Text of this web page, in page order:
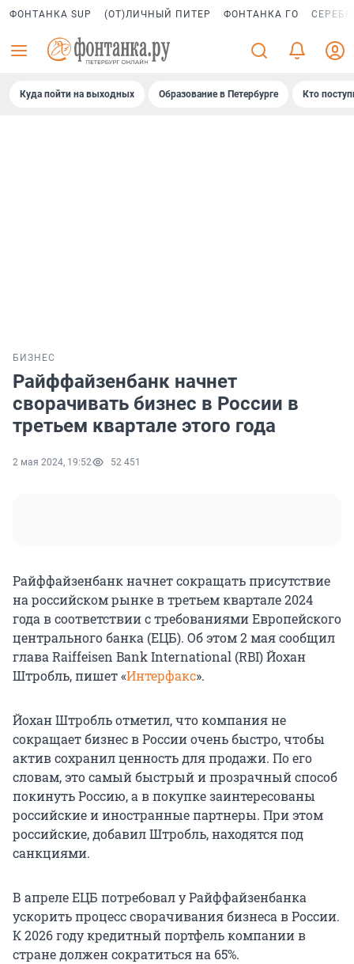
ФОНТАНКА SUP (ОТ)ЛИЧНЫЙ ПИТЕР ФОНТАНКА ГО
Куда пойти на выходных Образование в Петербурге Кто
БИЗНЕС
Райффайзенбанк начнет
сворачивать бизнес в России в
третьем квартале этого года
2 мая 2024, 19:52 52 451
Райффайзенбанк начнет сокращать присутствие
на российском рынке в третьем квартале 2024
года в соответствии с требованиями Европейского
центрального банка (ЕЦБ). Об этом 2 мая сообщил
глава Raiffeisen Bank International (RBI) Йохан
Штробль, пишет «Интерфакс».
Йохан Штробль отметил, что компания не
сокращает бизнес в России очень быстро, чтобы
актив сохранил ценность для продажи. По его
словам, это самый быстрый и прозрачный способ
покинуть Россию, а в покупке заинтересованы
российские и иностранные партнеры. При этом
российские, добавил Штробль, находятся под
санкциями.
В апреле ЕЦБ потребовал у Райффайзенбанка
ускорить процесс сворачивания бизнеса в России.
К 2026 году кредитный портфель компании в
стране должен сократиться на 65%.